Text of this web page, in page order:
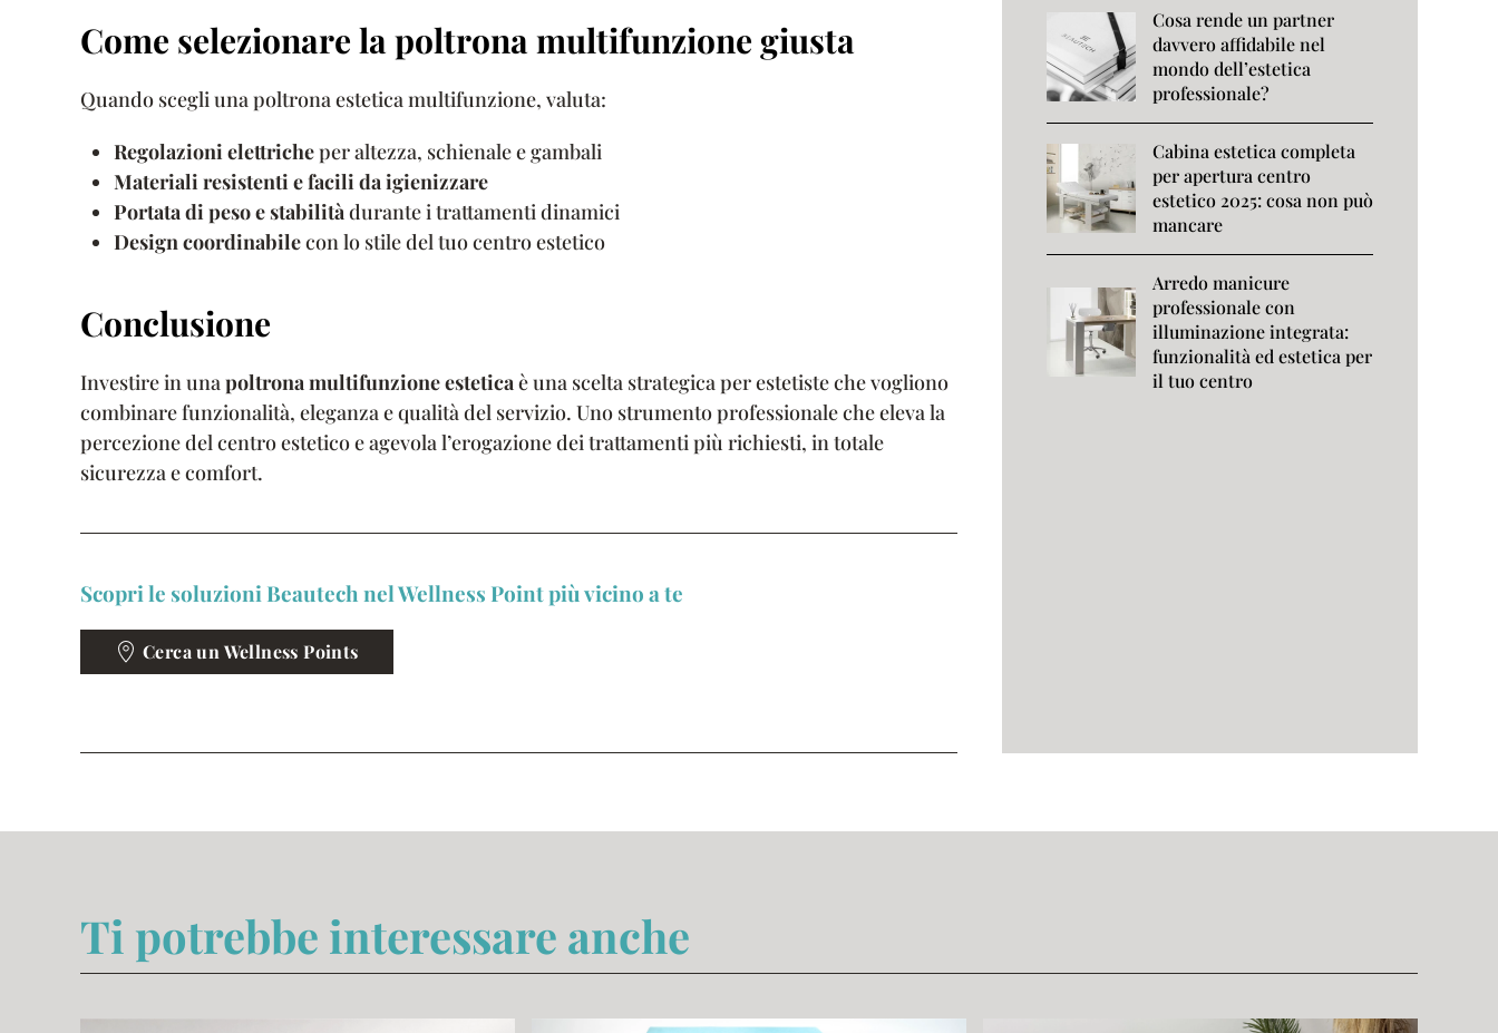
Come selezionare la poltrona multifunzione giusta
Quando scegli una poltrona estetica multifunzione, valuta:
Regolazioni elettricheper altezza, schienale e gambali
Materiali resistenti e facili da igienizzare
Portata di peso e stabilitàdurante i trattamenti dinamici
Design coordinabilecon lo stile del tuo centro estetico
Conclusione
Investire in unapoltrona multifunzione esteticaè una scelta strategica per estetiste che vogliono
combinare funzionalità, eleganza e qualità del servizio. Uno strumento professionale che eleva la
percezione del centro estetico e agevola l’erogazione dei trattamenti più richiesti, in totale
sicurezza e comfort.
Scopri le soluzioni Beautech nel Wellness Point più vicino a te
Cerca un Wellness Points
Cosa rende un partner
davvero affidabile nel
mondo dell’estetica
professionale?
Cabina estetica completa
per apertura centro
estetico 2025: cosa non può
mancare
Arredo manicure
professionale con
illuminazione integrata:
funzionalità ed estetica per
il tuo centro
Ti potrebbe interessare anche